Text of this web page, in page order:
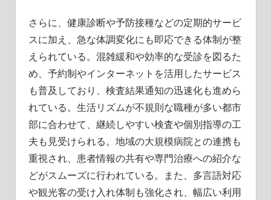
さらに、健康診断や予防接種などの定期的サービ
スに加え、急な体調変化にも即応できる体制が整
えられている。混雑緩和や効率的な受診を図るた
め、予約制やインターネットを活用したサービス
も普及しており、検査結果通知の迅速化も進めら
れている。生活リズムが不規則な職種が多い都市
部に合わせて、継続しやすい検査や個別指導の工
夫も見受けられる。地域の大規模病院との連携も
重視され、患者情報の共有や専門治療への紹介な
どがスムーズに行われている。また、多言語対応
や観光客の受け入れ体制も強化され、幅広い利用